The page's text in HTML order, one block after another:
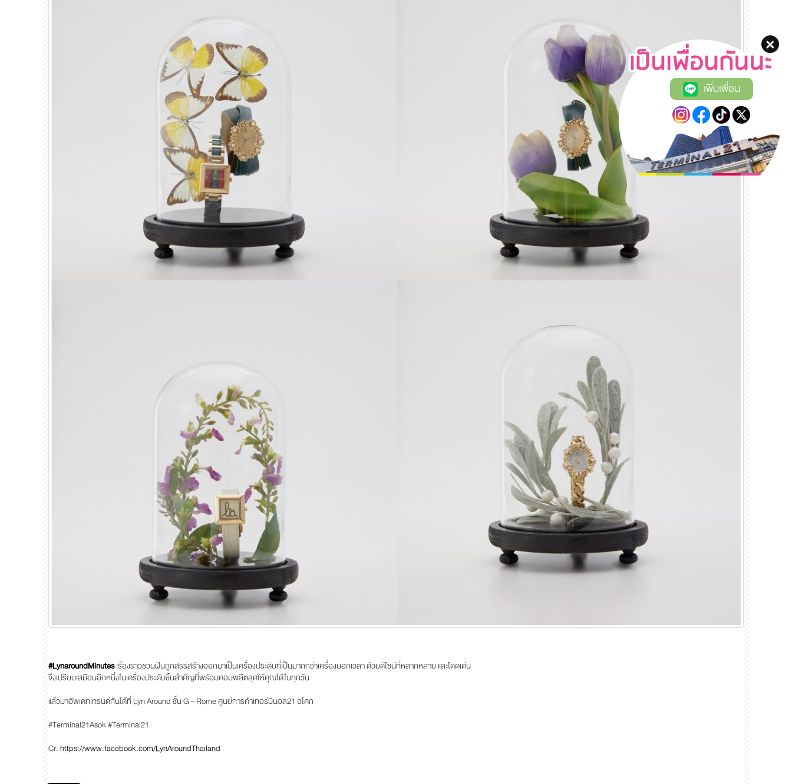
#LynaroundMinutesเรื่องราวชวนฝันถูกสรรสร้างออกมาเป็นเครื่องประดับที่เป็นมากกว่าเครื่องบอกเวลา ด้วยดีไซน์ที่หลากหลาย และโดดเด่น
จึงเปรียบเสมือนอีกหนึ่งในเครื่องประดับชิ้นสำคัญที่พร้อมคอมพลีตลุคให้คุณได้ในทุกวัน
แล้วมาอัพเดทเทรนด์กันได้ที่ Lyn Around ชั้น G – Rome ศูนย์การค้าเทอร์มินอล21 อโศก
#Terminal21Asok #Terminal21
Cr.https://www.facebook.com/LynAroundThailand
เพิ่มเพื่อน